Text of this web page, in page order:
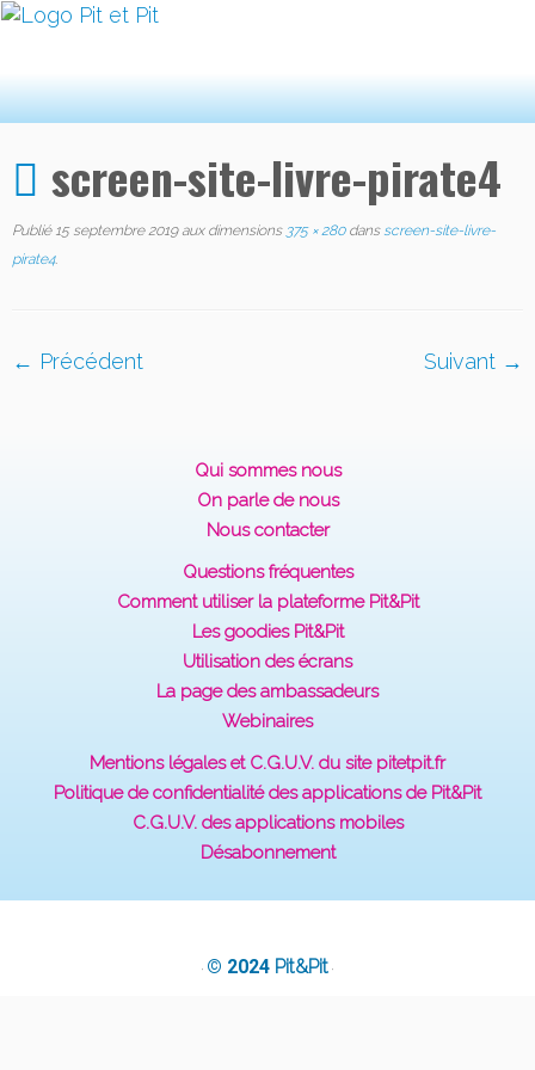
screen-site-livre-pirate4
Publié 15 septembre 2019aux dimensions375 × 280dansscreen-site-livre-
pirate4.
← Précédent Suivant →
Qui sommes nous
On parle de nous
Nous contacter
Questions fréquentes
Comment utiliser la plateforme Pit&Pit
Les goodies Pit&Pit
Utilisation des écrans
La page des ambassadeurs
Webinaires
Mentions légales et C.G.U.V. du site pitetpit.fr
Politique de confidentialité des applications de Pit&Pit
C.G.U.V. des applications mobiles
Désabonnement
· © 2024 Pit&Pit ·